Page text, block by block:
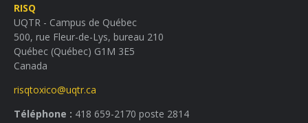
RISQ
UQTR - Campus de Québec
500, rue Fleur-de-Lys, bureau 210
Québec (Québec) G1M 3E5
Canada
risqtoxico@uqtr.ca
Téléphone : 418 659-2170 poste 2814